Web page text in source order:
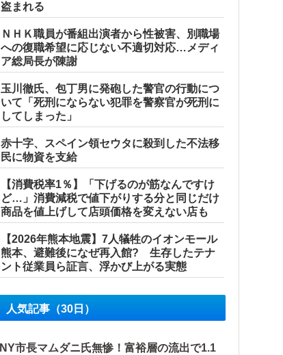
盗まれる
ＮＨＫ職員が番組出演者から性被害、別職場
への復職希望に応じない不適切対応…メディ
ア総局長が陳謝
玉川徹氏、包丁男に発砲した警官の行動につ
いて「死刑にならない犯罪を警察官が死刑に
してしまった」
赤十字、スペイン領セウタに殺到した不法移
民に物資を支給
【消費税率1％】「下げるのが筋なんですけ
ど…」消費減税で値下がりする分と同じだけ
商品を値上げして店頭価格を変えない店も
【2026年熊本地震】7人犠牲のイオンモール
熊本、避難後になぜ再入館? 生存したテナ
ント従業員ら証言、浮かび上がる実態
人気記事（30日）
NY市長マムダニ氏無惨！富裕層の流出で1.1